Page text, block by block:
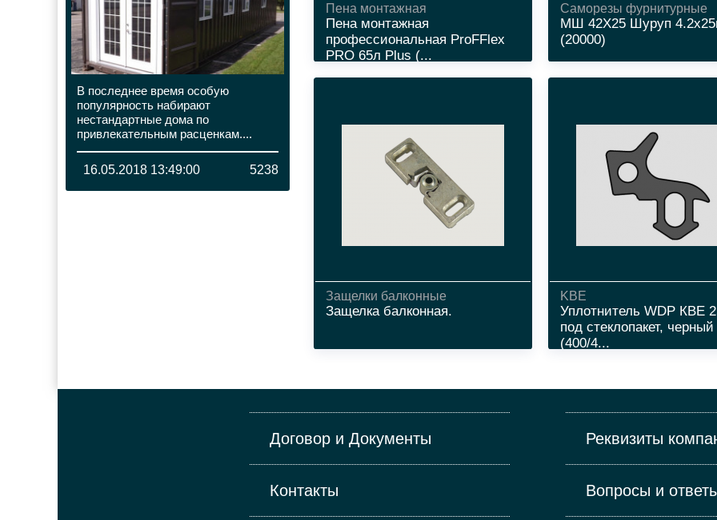
В последнее время особую
популярность набирают
нестандартные дома по
привлекательным расценкам....
16.05.2018 13:49:00 5238
Пена монтажная
Пена монтажная
профессиональная ProFFlex
PRO 65л Plus (...
Cаморезы фурнитурные
МШ 42Х25 Шуруп
(20000)
Защелки балконные
Защелка балконная.
KBE
Уплотнитель WDP КВЕ
под стеклопакет, черный
(400/4...
Договор и Документы Реквизиты
Контакты Вопросы и